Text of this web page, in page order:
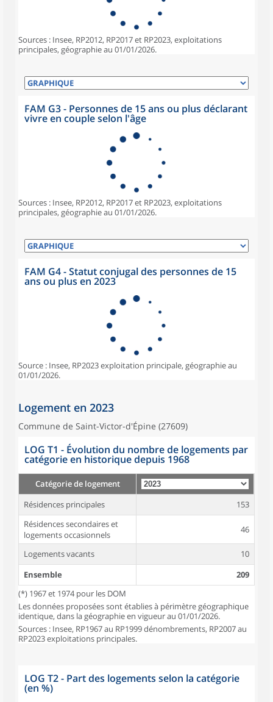
Sources : Insee, RP2012, RP2017 et RP2023, exploitations
principales, géographie au 01/01/2026.
FAM G3 - Personnes de 15 ans ou plus déclarant
vivre en couple selon l'âge
Sources : Insee, RP2012, RP2017 et RP2023, exploitations
principales, géographie au 01/01/2026.
FAM G4 - Statut conjugal des personnes de 15
ans ou plus en 2023
Source : Insee, RP2023 exploitation principale, géographie au
01/01/2026.
Logement en 2023
Commune de Saint-Victor-d'Épine (27609)
LOG T1 - Évolution du nombre de logements par
catégorie en historique depuis 1968
Catégorie de logement
Résidences principales
153
Résidences secondaires et
logements occasionnels
46
Logements vacants
10
Ensemble
209
(*) 1967 et 1974 pour les DOM
Les données proposées sont établies à périmètre géographique
identique, dans la géographie en vigueur au 01/01/2026.
Sources : Insee, RP1967 au RP1999 dénombrements, RP2007 au
RP2023 exploitations principales.
LOG T2 - Part des logements selon la catégorie
(en %)